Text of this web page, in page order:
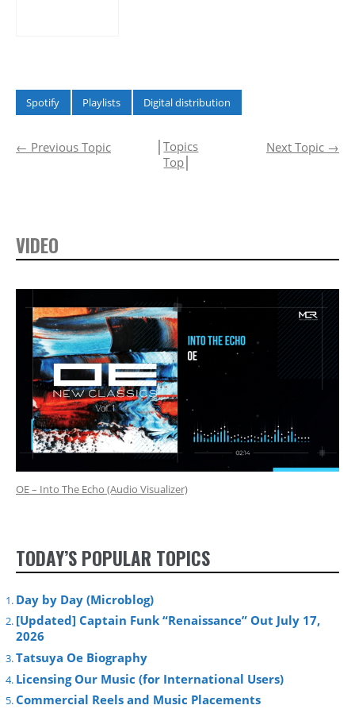
Spotify Playlists Digital distribution
← Previous Topic │Topics
Top
Next Topic →
VIDEO
OE – Into The Echo (Audio Visualizer)
TODAY’S POPULAR TOPICS
Day by Day (Microblog)
[Updated] Captain Funk “Renaissance” Out July 17,
2026
Tatsuya Oe Biography
Licensing Our Music (for International Users)
Commercial Reels and Music Placements